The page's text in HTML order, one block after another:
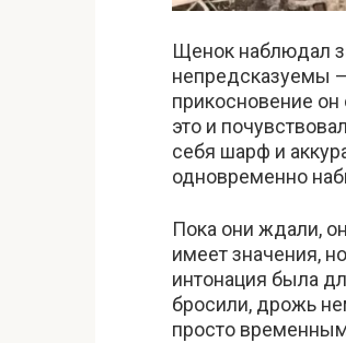
Щенок наблюдал
непредсказуемы
прикосновение
это и
себя шарф и
одновременно
Пока они ждали,
имеет значения,
интонация была
бросили, дрожь
просто